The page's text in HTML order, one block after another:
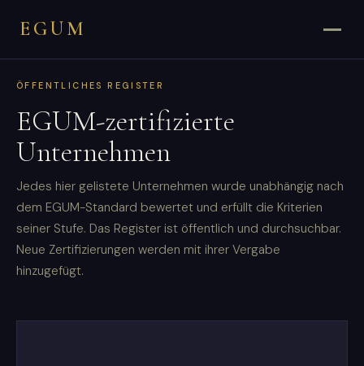
EGUM
ÖFFENTLICHES REGISTER
EGUM-zertifizierte
Unternehmen
Jedes hier gelistete Unternehmen wurde unabhängig nach
dem EGUM-Standard bewertet und erfüllt die Kriterien
seiner Stufe. Das Register ist öffentlich und durchsuchbar.
Neue Zertifizierungen werden mit ihrer Vergabe
hinzugefügt.